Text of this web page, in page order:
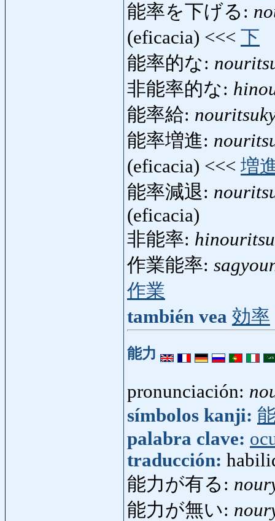
能率を下げる:
(eficacia) <<< 下
能率的な:
非能率的な:
能率給:
能率増進:
(eficacia) <<< 増
能率減退:
(eficacia)
非能率: hinouritsu
作業能率:
作業
también vea 効率
能力
pronunciación:
símbolos kanji:
palabra clave:
traducción:
能力が有る:
能力が無い: